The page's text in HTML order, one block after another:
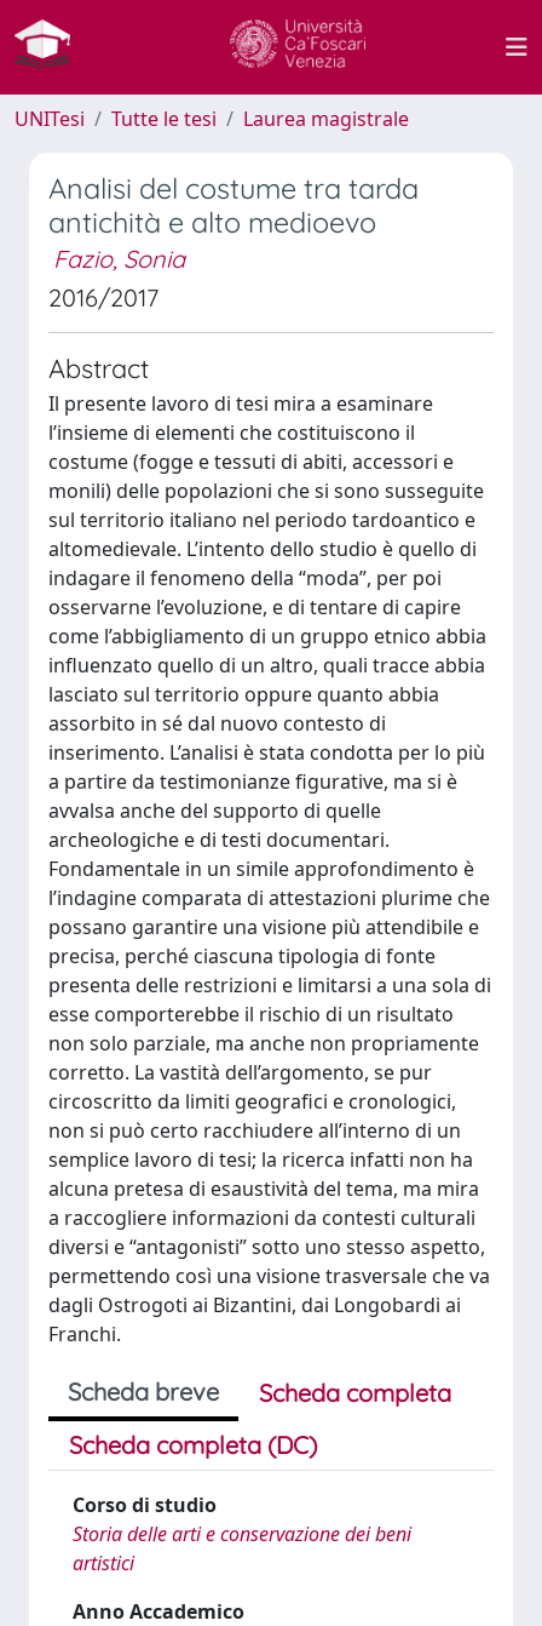
UNITesi Tutte le tesi Laurea magistrale
Analisi del costume tra tarda
antichità e alto medioevo
Fazio, Sonia
2016/2017
Abstract
Il presente lavoro di tesi mira a esaminare
l’insieme di elementi che costituiscono il
costume (fogge e tessuti di abiti, accessori e
monili) delle popolazioni che si sono susseguite
sul territorio italiano nel periodo tardoantico e
altomedievale. L’intento dello studio è quello di
indagare il fenomeno della “moda”, per poi
osservarne l’evoluzione, e di tentare di capire
come l’abbigliamento di un gruppo etnico abbia
influenzato quello di un altro, quali tracce abbia
lasciato sul territorio oppure quanto abbia
assorbito in sé dal nuovo contesto di
inserimento. L’analisi è stata condotta per lo più
a partire da testimonianze figurative, ma si è
avvalsa anche del supporto di quelle
archeologiche e di testi documentari.
Fondamentale in un simile approfondimento è
l’indagine comparata di attestazioni plurime che
possano garantire una visione più attendibile e
precisa, perché ciascuna tipologia di fonte
presenta delle restrizioni e limitarsi a una sola di
esse comporterebbe il rischio di un risultato
non solo parziale, ma anche non propriamente
corretto. La vastità dell’argomento, se pur
circoscritto da limiti geografici e cronologici,
non si può certo racchiudere all’interno di un
semplice lavoro di tesi; la ricerca infatti non ha
alcuna pretesa di esaustività del tema, ma mira
a raccogliere informazioni da contesti culturali
diversi e “antagonisti” sotto uno stesso aspetto,
permettendo così una visione trasversale che va
dagli Ostrogoti ai Bizantini, dai Longobardi ai
Franchi.
Scheda breve
Scheda completa
Scheda completa (DC)
Corso di studio
Storia delle arti e conservazione dei beni
artistici
Anno Accademico